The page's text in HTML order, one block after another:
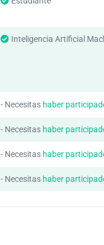
Inteligencia Artificial
- Necesitas haber
- Necesitas haber
- Necesitas haber
- Necesitas haber